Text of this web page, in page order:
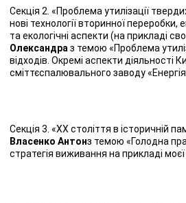
Секція 2. «Проблема утилізації
нові технології вторинної переробки,
та екологічні аспекти (на прикладі
Олександра з темою «Проблема
відходів. Окремі аспекти діяльності
сміттєспалювального заводу
Секція 3. «ХХ століття в історичній
Власенко Антонз темою «Голодна
стратегія виживання на прикладі моєї